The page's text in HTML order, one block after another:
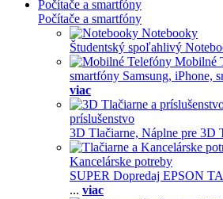
Počítače a smartfóny
Počítače a smartfóny
Notebooky
Študentský spoľahlivý
Mobilné
smartfóny Samsung, iPhone,
viac
príslušenstvo
3D Tlačiarne, Náplne pre 3D
Kancelárske potreby
SUPER Dopredaj EPSON
... viac